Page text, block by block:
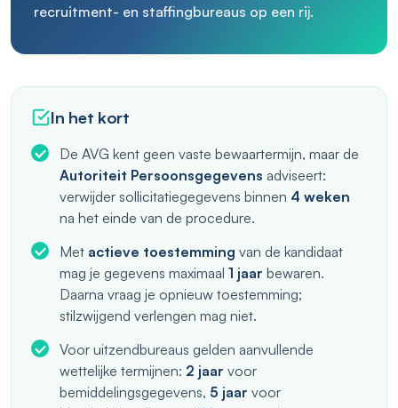
recruitment- en staffingbureaus op een rij.
In het kort
De AVG kent geen vaste bewaartermijn, maar de
Autoriteit Persoonsgegevens adviseert:
verwijder sollicitatiegegevens binnen 4 weken
na het einde van de procedure.
Met actieve toestemming van de kandidaat
mag je gegevens maximaal 1 jaar bewaren.
Daarna vraag je opnieuw toestemming;
stilzwijgend verlengen mag niet.
Voor uitzendbureaus gelden aanvullende
wettelijke termijnen: 2 jaar voor
bemiddelingsgegevens, 5 jaar voor